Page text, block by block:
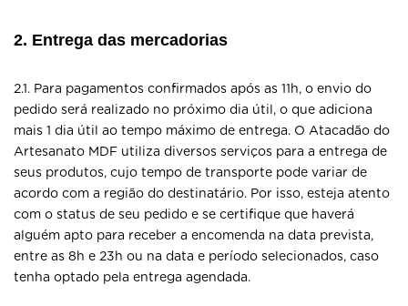
2. Entrega das mercadorias
2.1. Para pagamentos confirmados após as 11h, o envio do
pedido será realizado no próximo dia útil, o que adiciona
mais 1 dia útil ao tempo máximo de entrega. O Atacadão do
Artesanato MDF utiliza diversos serviços para a entrega de
seus produtos, cujo tempo de transporte pode variar de
acordo com a região do destinatário. Por isso, esteja atento
com o status de seu pedido e se certifique que haverá
alguém apto para receber a encomenda na data prevista,
entre as 8h e 23h ou na data e período selecionados, caso
tenha optado pela entrega agendada.